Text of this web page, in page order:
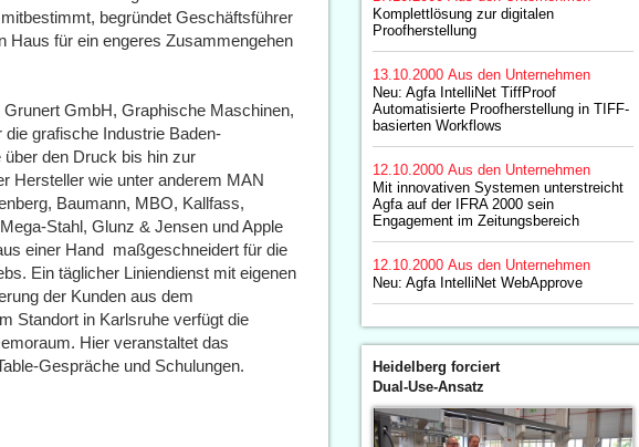
begründet Geschäftsführer
Haus für ein engeres Zusammengehen
GmbH, Graphische Maschinen,
grafische Industrie Baden-
über den Druck bis hin zur
Hersteller wie unter anderem MAN
Baumann, MBO, Kallfass,
Stahl, Glunz & Jensen und Apple
einer Hand  maßgeschneidert für die
Ein täglicher Liniendienst mit eigenen
der Kunden aus dem
Standort in Karlsruhe verfügt die
Hier veranstaltet das
Gespräche und Schulungen.
Komplettlösung zur digitalen
Proofherstellung
13.10.2000 Aus den Unternehmen
Neu: Agfa IntelliNet TiffProof
Automatisierte Proofherstellung in TIFF-
basierten Workflows
12.10.2000 Aus den Unternehmen
Mit innovativen Systemen unterstreicht
Agfa auf der IFRA 2000 sein
Engagement im Zeitungsbereich
12.10.2000 Aus den Unternehmen
Neu: Agfa IntelliNet WebApprove
Heidelberg forciert
Dual-Use-Ansatz